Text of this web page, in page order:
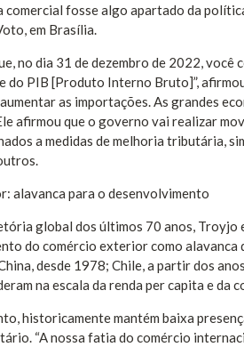
comercial fosse algo apartado da
em Brasília.
no dia 31 de dezembro de 2022,
do PIB [Produto Interno Bruto]”,
as importações. As grandes
afirmou que o governo vai realizar
a medidas de melhoria tributária,
alavanca para o desenvolvimento
global dos últimos 70 anos, Troyjo
do comércio exterior como alavanca
desde 1978; Chile, a partir dos
na escala da renda per capita e da
historicamente mantém baixa
“A nossa fatia do comércio